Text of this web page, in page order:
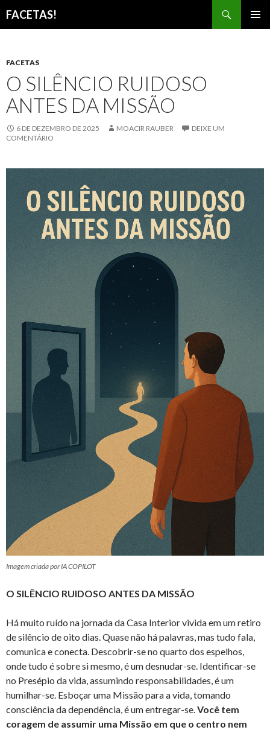
FACETAS!
CONTEÚDO
FACETAS
O SILÊNCIO RUIDOSO
ANTES DA MISSÃO
6 DE DEZEMBRO DE 2025 MOACIR RAUBER
DEIXE UM
COMENTÁRIO
Imagem criada por IA COPILOT
O SILÊNCIO RUIDOSO ANTES DA MISSÃO
Há muito ruído na jornada da Casa Interior vivida em um retiro
de silêncio de oito dias. Quase não há palavras, mas tudo fala,
comunica e conecta. Descobrir-se no quarto dos espelhos,
onde tudo é sobre si mesmo, é um desnudar-se. Identificar-se
no Presépio da vida, assumindo responsabilidades, é um
humilhar-se. Esboçar uma Missão para a vida, tomando
consciência da dependência, é um entregar-se. Você tem
coragem de assumir uma Missão em que o centro nem